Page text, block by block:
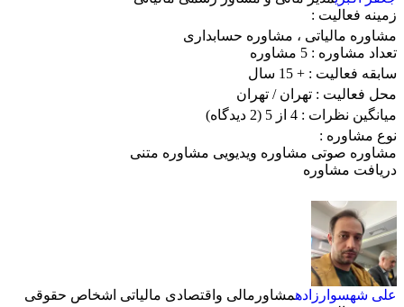
زمینه فعالیت :
مشاوره مالیاتی ، مشاوره حسابداری
تعداد مشاوره : 5 مشاوره
سابقه فعالیت : + 15 سال
محل فعالیت : تهران/ تهران
میانگین نظرات : 4 از 5
(2 دیدگاه)
نوع مشاوره :
مشاوره صوتی مشاوره ویدیویی مشاوره متنی
دریافت مشاوره
علی شهسوارزادهمشاورمالی واقتصادی مالیاتی اشخاص حقوقی